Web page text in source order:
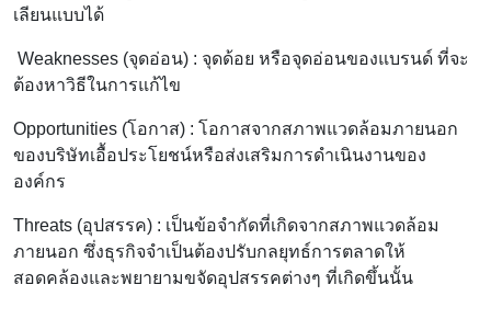
เลียนแบบได้
Weaknesses (จุดอ่อน) : จุดด้อย หรือจุดอ่อนของแบรนด์ ที่จะ
ต้องหาวิธีในการแก้ไข
Opportunities (โอกาส) : โอกาสจากสภาพแวดล้อมภายนอก
ของบริษัทเอื้อประโยชน์หรือส่งเสริมการดำเนินงานของ
องค์กร
Threats (อุปสรรค) : เป็นข้อจำกัดที่เกิดจากสภาพแวดล้อม
ภายนอก ซึ่งธุรกิจจำเป็นต้องปรับกลยุทธ์การตลาดให้
สอดคล้องและพยายามขจัดอุปสรรคต่างๆ ที่เกิดขึ้นนั้น